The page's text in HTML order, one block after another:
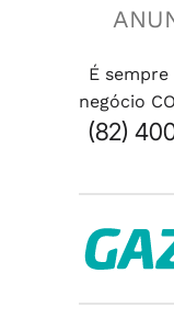
É
negócio
(82)